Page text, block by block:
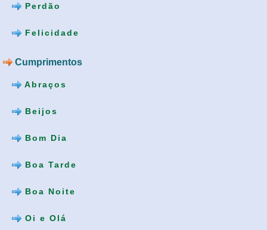
Perdão
Felicidade
Cumprimentos
Abraços
Beijos
Bom Dia
Boa Tarde
Boa Noite
Oi e Olá